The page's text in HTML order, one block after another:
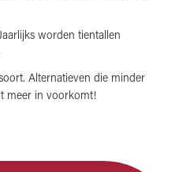
worden tientallen
Alternatieven die minder
meer in voorkomt!